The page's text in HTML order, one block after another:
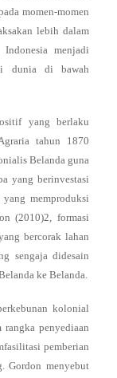
momen-momen
lebih dalam
menjadi
dunia di bawah
yang berlaku
tahun 1870
Belanda guna
yang berinvestasi
memproduksi
(2010)2, formasi
bercorak lahan
sengaja didesain
ke Belanda.
kolonial
penyediaan
pemberian
Gordon menyebut